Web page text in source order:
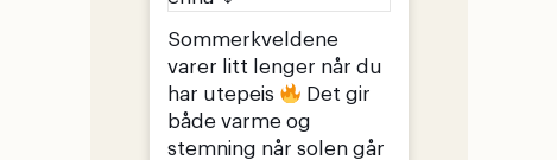
Sommerkveldene
varer litt lenger når du
har utepeis
Det gir
både varme og
stemning når solen går